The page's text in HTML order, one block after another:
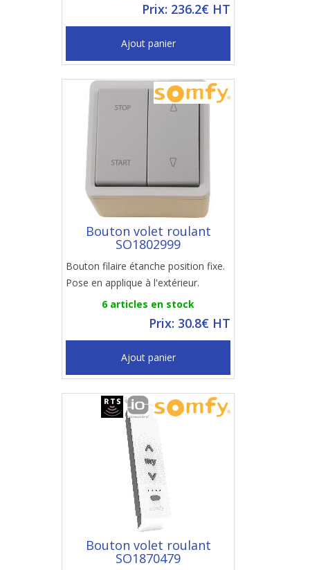
Prix: 236.2€ HT
Ajout panier
Bouton volet roulant
SO1802999
Bouton filaire étanche position fixe.
Pose en applique à l'extérieur.
6 articles en stock
Prix: 30.8€ HT
Ajout panier
Bouton volet roulant
SO1870479